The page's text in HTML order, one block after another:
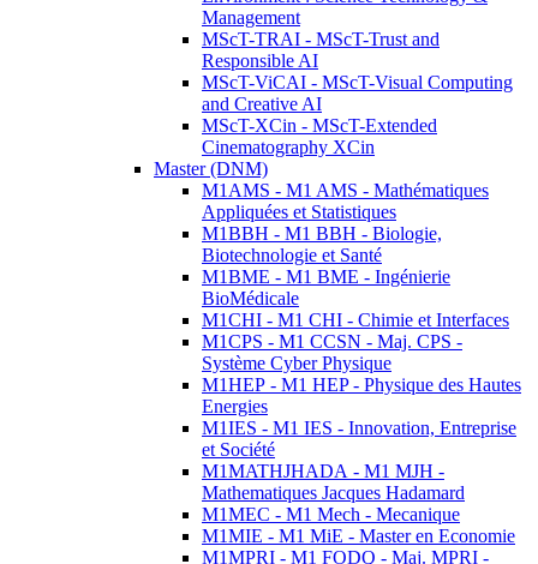
Management
MScT-TRAI - MScT-Trust and
Responsible AI
MScT-ViCAI - MScT-Visual Computing
and Creative AI
MScT-XCin - MScT-Extended
Cinematography XCin
Master (DNM)
M1AMS - M1 AMS - Mathématiques
Appliquées et Statistiques
M1BBH - M1 BBH - Biologie,
Biotechnologie et Santé
M1BME - M1 BME - Ingénierie
BioMédicale
M1CHI - M1 CHI - Chimie et Interfaces
M1CPS - M1 CCSN - Maj. CPS -
Système Cyber Physique
M1HEP - M1 HEP - Physique des Hautes
Energies
M1IES - M1 IES - Innovation, Entreprise
et Société
M1MATHJHADA - M1 MJH -
Mathematiques Jacques Hadamard
M1MEC - M1 Mech - Mecanique
M1MIE - M1 MiE - Master en Economie
M1MPRI - M1 FODQ - Maj. MPRI -